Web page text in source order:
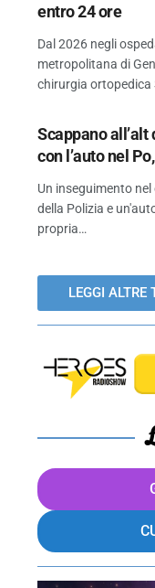
entro 24 ore
Dal 2026 negli
metropolitana di
chirurgia ortopedica
Scappano
con l’auto nel
Un inseguimento
della Polizia e
propria…
LEGGI ALTRE